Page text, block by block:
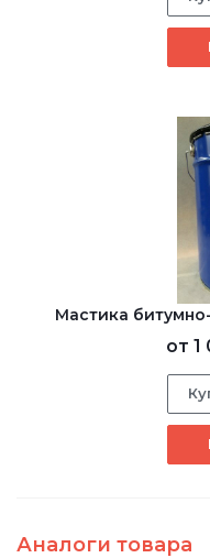
Мастика
от 1
Аналоги товара